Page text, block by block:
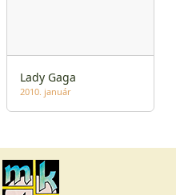
Lady Gaga
2010. január